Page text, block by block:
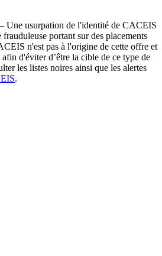
– Une usurpation de l'identité de CACEIS
portant sur des placements
n'est pas à l'origine de cette offre et
d'éviter d’être la cible de ce type de
les listes noires ainsi que les alertes
.